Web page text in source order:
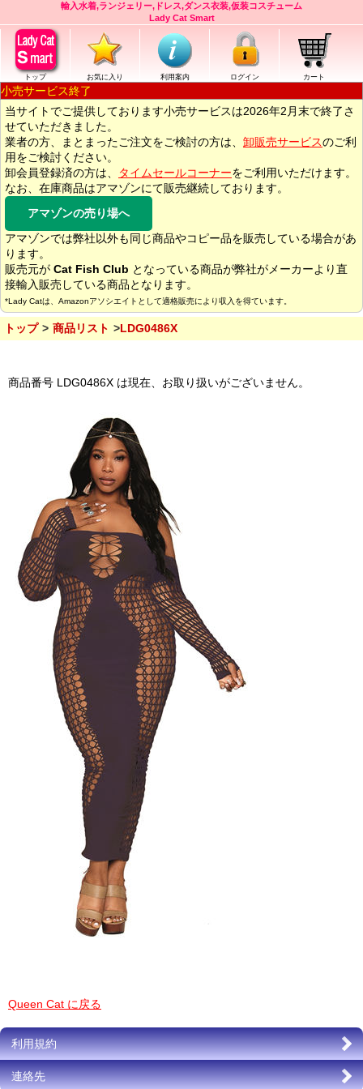
輸入水着,ランジェリー,ドレス,ダンス衣装,仮装コスチューム
Lady Cat Smart
トップ お気に入り 利用案内 ログイン カート
小売サービス終了
当サイトでご提供しております小売サービスは2026年2月末で終了さ
せていただきました。
業者の方、まとまったご注文をご検討の方は、 卸販売サービスのご利
用をご検討ください。
卸会員登録済の方は、
タイムセールコーナーをご利用いただけます。
なお、在庫商品はアマゾンにて販売継続しております。
アマゾンの売り場へ
アマゾンでは弊社以外も同じ商品やコピー品を販売している場合があ
ります。
販売元が Cat Fish Club となっている商品が弊社がメーカーより直
接輸入販売している商品となります。
*Lady Catは、Amazonアソシエイトとして適格販売により収入を得ています。
トップ 商品リスト LDG0486X
商品番号 LDG0486X は現在、お取り扱いがございません。
Queen Cat に戻る
利用規約
連絡先